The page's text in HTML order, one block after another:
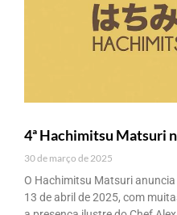
4ª Hachimitsu Matsuri
30 de março de 2025
O Hachimitsu Matsuri
13 de abril de 2025, com